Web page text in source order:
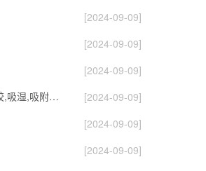
[2024-09-09]
[2024-09-09]
[2024-09-09]
转轮除湿机,转轮,除湿机,除湿,能力,硅胶,吸湿,吸附,活性,轮式
[2024-09-09]
[2024-09-09]
[2024-09-09]